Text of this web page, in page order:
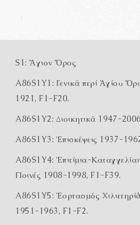
S1: Ἃγιον Ὄρος
A86S1Y1: Γενικά περί Ἁγίου
1921, F1-F20.
A86S1Y2: Διοικητικά 1947-
A86S1Y3: Ἐπισκέψεις 1937-
A86S1Y4: Ἐπιτίμια-
Ποινές 1908-1998, F1-F39.
A86S1Y5: Ἑορτασμός
1951-1963, F1-F2.